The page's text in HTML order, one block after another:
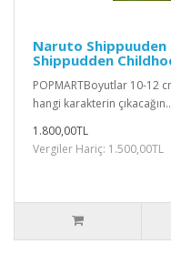
Naruto
Shippudden
POPMARTBoyutlar 10-12
hangi karakterin çıkacağın..
1.800,00TL
Vergiler Hariç: 1.500,00TL